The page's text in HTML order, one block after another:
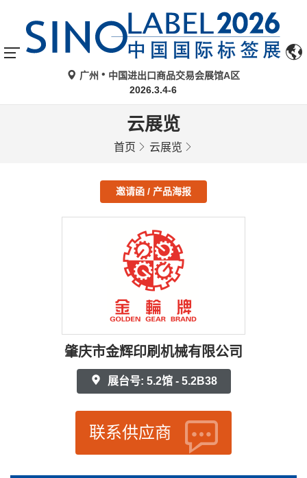
广州
中国进出口商品交易会展馆A区
2026.3.4-6
云展览
首页 云展览
邀请函 / 产品海报
肇庆市金辉印刷机械有限公司
展台号: 5.2馆 - 5.2B38
联系供应商